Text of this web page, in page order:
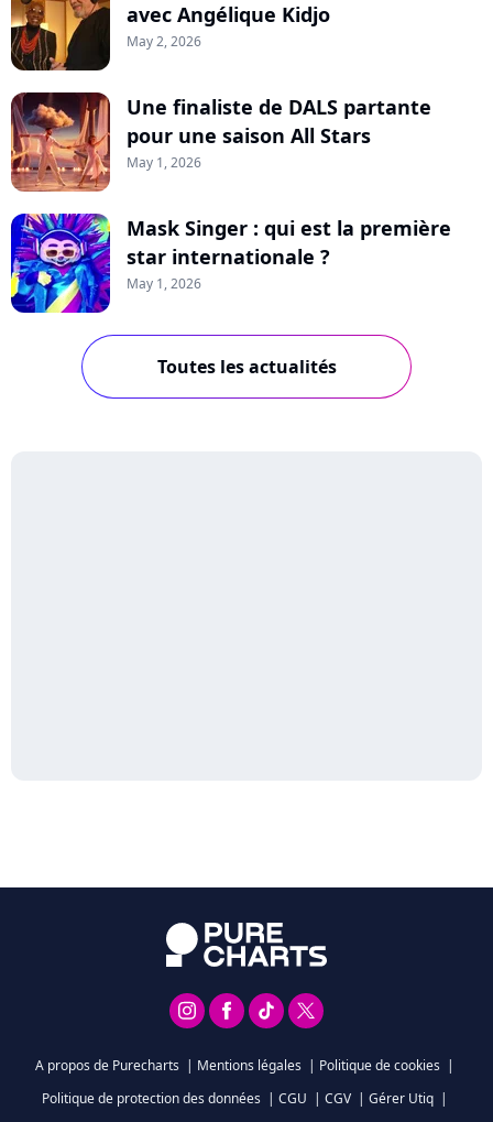
avec Angélique Kidjo
May 2, 2026
Une finaliste de DALS partante
pour une saison All Stars
May 1, 2026
Mask Singer : qui est la première
star internationale ?
May 1, 2026
Toutes les actualités
A propos de Purecharts | Mentions légales | Politique de cookies |
Politique de protection des données | CGU | CGV | Gérer Utiq |